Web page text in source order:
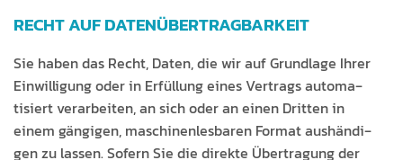
RECHT AUF DATENÜBERTRAGBARKEIT
Sie haben das Recht, Dat­en, die wir auf Grund­lage Ihrer
Ein­willi­gung oder in Erfül­lung eines Ver­trags automa­
tisiert ver­ar­beit­en, an sich oder an einen Drit­ten in
einem gängi­gen, maschi­nen­les­baren For­mat aushändi­
gen zu lassen. Sofern Sie die direk­te Über­tra­gung der